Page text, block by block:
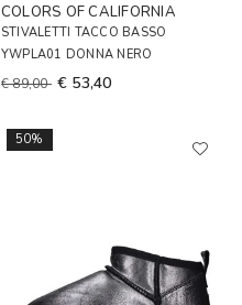
COLORS OF CALIFORNIA
STIVALETTI TACCO BASSO
YWPLA01 DONNA NERO
€ 89,00 € 53,40
50%